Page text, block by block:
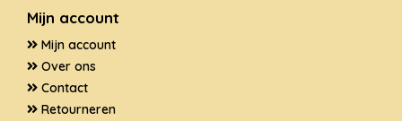
Mijn account
Mijn account
Over ons
Contact
Retourneren